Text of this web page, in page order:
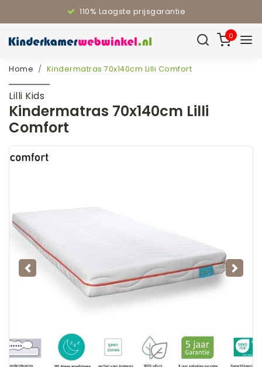
110% Laagste prijsgarantie
0
Home Kindermatras 70x140cm Lilli Comfort
Lilli Kids
Kindermatras 70x140cm Lilli
Comfort
Vorige